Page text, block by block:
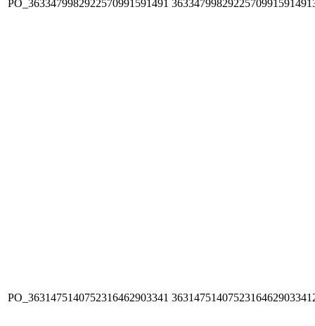
PO_3633479982922570991591491
PO_3631475140752316462903341